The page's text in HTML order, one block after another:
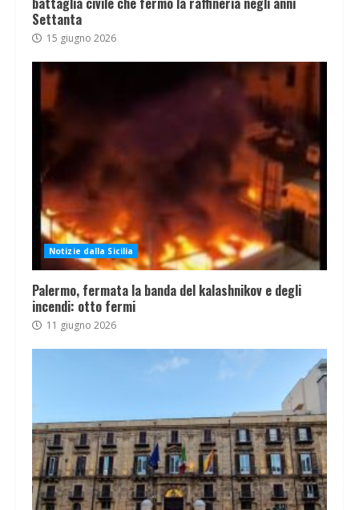
Settanta
15 giugno 2026
Notizie dalla Sicilia
Palermo, fermata la banda del kalashnikov e degli
incendi: otto fermi
11 giugno 2026